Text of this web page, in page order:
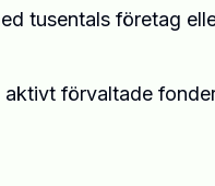
tusentals företag
aktivt förvaltade